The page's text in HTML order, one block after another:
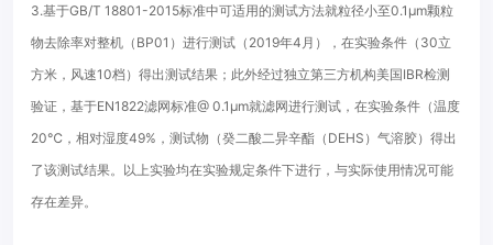
3.基于GB/T 18801-2015标准中可适用的测试方法就粒径小至0.1µm颗粒
物去除率对整机（BP01）进行测试（2019年4月），在实验条件（30立
方米，风速10档）得出测试结果； 此外经过独立第三方机构美国IBR检测
验证，基于EN1822滤网标准@ 0.1μm就滤网进行测试，在实验条件（温度
20℃，相对湿度49%，测试物（癸二酸二异辛酯（DEHS）气溶胶）得出
了该测试结果。 以上实验均在实验规定条件下进行，与实际使用情况可能
存在差异。